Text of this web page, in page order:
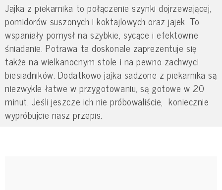
Jajka z piekarnika to połączenie szynki dojrzewającej,
pomidorów suszonych i koktajlowych oraz jajek. To
wspaniały pomysł na szybkie, sycące i efektowne
śniadanie. Potrawa ta doskonale zaprezentuje się
także na wielkanocnym stole i na pewno zachwyci
biesiadników. Dodatkowo jajka sadzone z piekarnika są
niezwykle łatwe w przygotowaniu, są gotowe w 20
minut. Jeśli jeszcze ich nie próbowaliście, koniecznie
wypróbujcie nasz przepis.